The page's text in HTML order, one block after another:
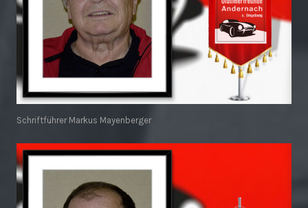
Schriftführer Markus Mayenberger